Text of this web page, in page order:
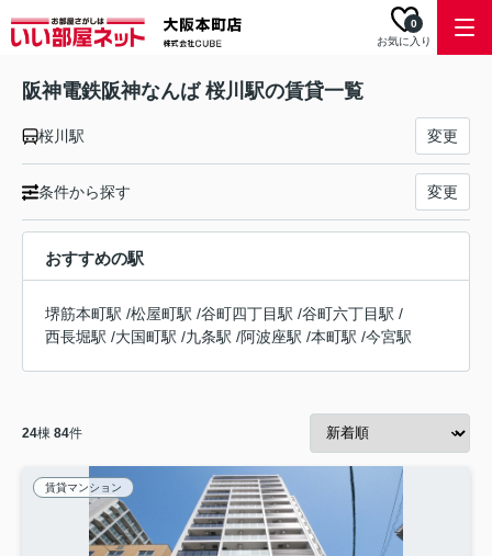
お気に入り
0
阪神電鉄阪神なんば 桜川駅の賃貸一覧
桜川駅 変更
条件から探す 変更
おすすめの駅
堺筋本町駅 /松屋町駅 /谷町四丁目駅 /谷町六丁目駅 /
西長堀駅 /大国町駅 /九条駅 /阿波座駅 /本町駅 /今宮駅
24棟 84件
賃貸マンション